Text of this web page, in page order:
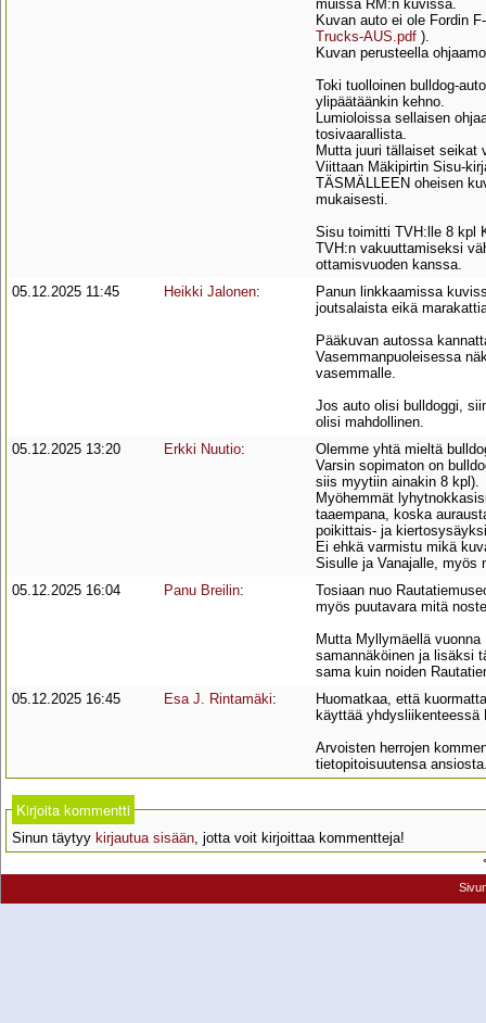
muissa RM:n kuvissa.
Kuvan auto ei ole Fordin
Trucks-AUS.pdf ).
Kuvan perusteella
Toki tuolloinen bulldog-
ylipäätäänkin kehno.
Lumioloissa sellaisen
tosivaarallista.
Mutta juuri tällaiset seikat
Viittaan Mäkipirtin Sisu-
TÄSMÄLLEEN oheisen
mukaisesti.
Sisu toimitti TVH:lle 8 kpl
TVH:n vakuuttamiseksi
ottamisvuoden kanssa.
05.12.2025 11:45
Heikki Jalonen:
Panun linkkaamissa
joutsalaista eikä
Pääkuvan autossa
Vasemmanpuoleisessa
vasemmalle.
Jos auto olisi bulldoggi,
olisi mahdollinen.
05.12.2025 13:20
Erkki Nuutio:
Olemme yhtä mieltä
Varsin sopimaton on
siis myytiin ainakin 8 kpl).
Myöhemmät
taaempana, koska
poikittais- ja
Ei ehkä varmistu mikä
Sisulle ja Vanajalle, myös
05.12.2025 16:04
Panu Breilin:
Tosiaan nuo
myös puutavara mitä
Mutta Myllymäellä
samannäköinen ja lisäksi
sama kuin noiden
05.12.2025 16:45
Esa J. Rintamäki:
Huomatkaa, että
käyttää yhdysliikenteessä
Arvoisten herrojen
tietopitoisuutensa
Kirjoita kommentti
Sinun täytyy kirjautua sisään, jotta voit kirjoittaa kommentteja!